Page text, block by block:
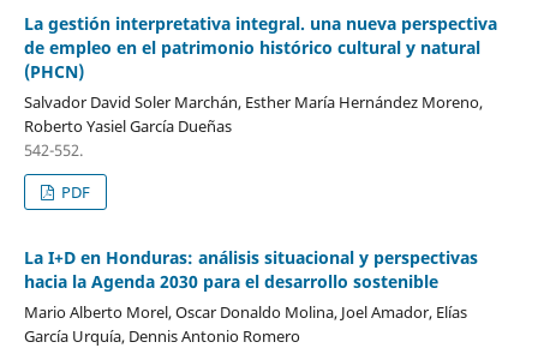
La gestión interpretativa integral. una nueva perspectiva
de empleo en el patrimonio histórico cultural y natural
(PHCN)
Salvador David Soler Marchán, Esther María Hernández Moreno,
Roberto Yasiel García Dueñas
542-552.
PDF
La I+D en Honduras: análisis situacional y perspectivas
hacia la Agenda 2030 para el desarrollo sostenible
Mario Alberto Morel, Oscar Donaldo Molina, Joel Amador, Elías
García Urquía, Dennis Antonio Romero